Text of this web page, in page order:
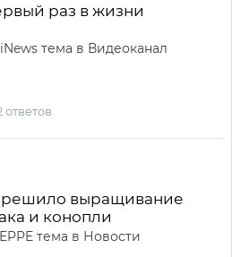
раз в жизни
тема в Видеоканал
ответов
выращивание
и конопли
тема в Новости